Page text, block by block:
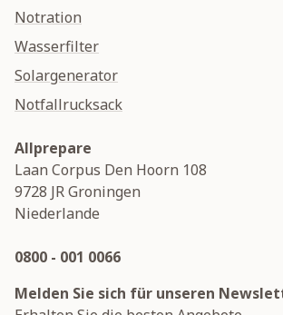
Notration
Wasserfilter
Solargenerator
Notfallrucksack
Allprepare
Laan Corpus Den Hoorn 108
9728 JRGroningen
Niederlande
0800 - 001 0066
Melden Sie sich für unseren